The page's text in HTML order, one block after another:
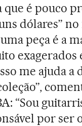
é pouco
dólares”
peça é a
exagerados
me ajuda a
“Sou
por ser